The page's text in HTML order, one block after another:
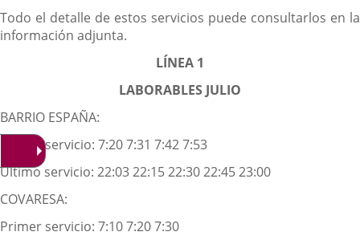
Todo el detalle de estos servicios puede consultarlos en la
información adjunta.
LÍNEA 1
LABORABLES JULIO
BARRIO ESPAÑA:
Primer servicio: 7:20 7:31 7:42 7:53
Último servicio: 22:03 22:15 22:30 22:45 23:00
COVARESA:
Primer servicio: 7:10 7:20 7:30